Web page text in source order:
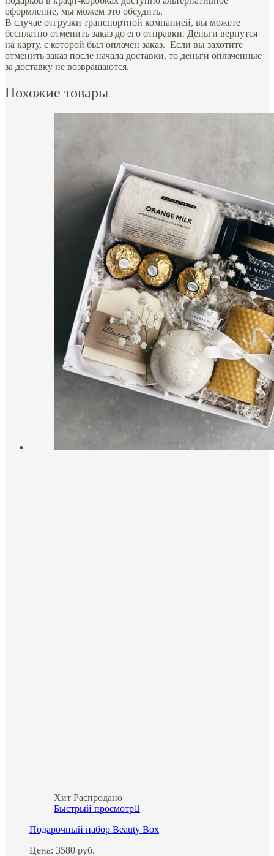
оформление, мы можем это обсудить.
В случае отгрузки транспортной компанией, вы можете
бесплатно отменить заказ до его отправки. Деньги вернутся
на карту, с которой был оплачен заказ. Если вы захотите
отменить заказ после начала доставки, то деньги оплаченные
за доставку не возвращаются.
Похожие товары
Хит Распродано
Быстрый просмотр
Подарочный набор Beauty Box
Цена: 3580 руб.